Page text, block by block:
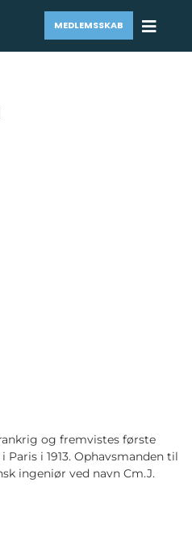
MEDLEMSSKAB
og fremvistes første
i 1913. Ophavsmanden til
ingeniør ved navn Cm.J.